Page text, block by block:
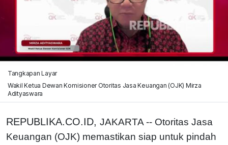
Tangkapan Layar
Wakil Ketua Dewan Komisioner Otoritas Jasa Keuangan (OJK) Mirza
Adityaswara
REPUBLIKA.CO.ID, JAKARTA -- Otoritas Jasa
Keuangan (OJK) memastikan siap untuk pindah